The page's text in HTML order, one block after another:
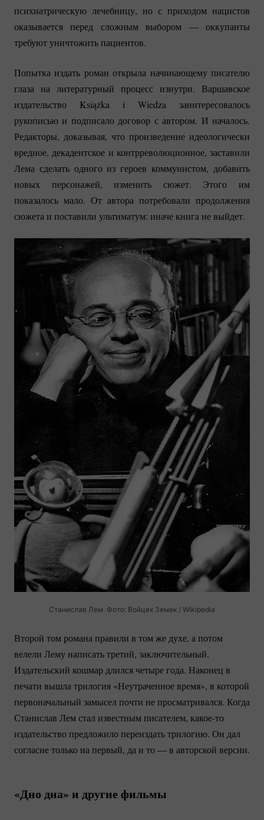
психиатрическую лечебницу, но с приходом нацистов
оказывается перед сложным выбором — оккупанты
требуют уничтожить пациентов.
Попытка издать роман открыла начинающему писателю
глаза на литературный процесс изнутри. Варшавское
издательство Książka i Wiedza заинтересовалось
рукописью и подписало договор с автором. И началось.
Редакторы, доказывая, что произведение идеологически
вредное, декадентское и контрреволюционное, заставили
Лема сделать одного из героев коммунистом, добавить
новых персонажей, изменить сюжет. Этого им
показалось мало. От автора потребовали продолжения
сюжета и поставили ультиматум: иначе книга не выйдет.
Станислав Лем. Фото: Войцех Земек / Wikipedia
Второй том романа правили в том же духе, а потом
велели Лему написать третий, заключительный.
Издательский кошмар длился четыре года. Наконец в
печати вышла трилогия «Неутраченное время», в которой
первоначальный замысел почти не просматривался. Когда
Станислав Лем стал известным писателем, какое-то
издательство предложило переиздать трилогию. Он дал
согласие только на первый, да и то — в авторской версии.
«Дно дна» и другие фильмы